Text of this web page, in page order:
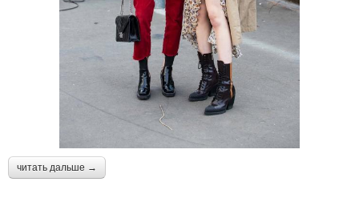
читать дальше →